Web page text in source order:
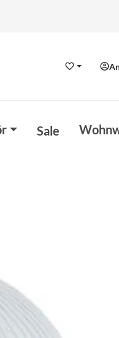
Wunschzettel
Sale